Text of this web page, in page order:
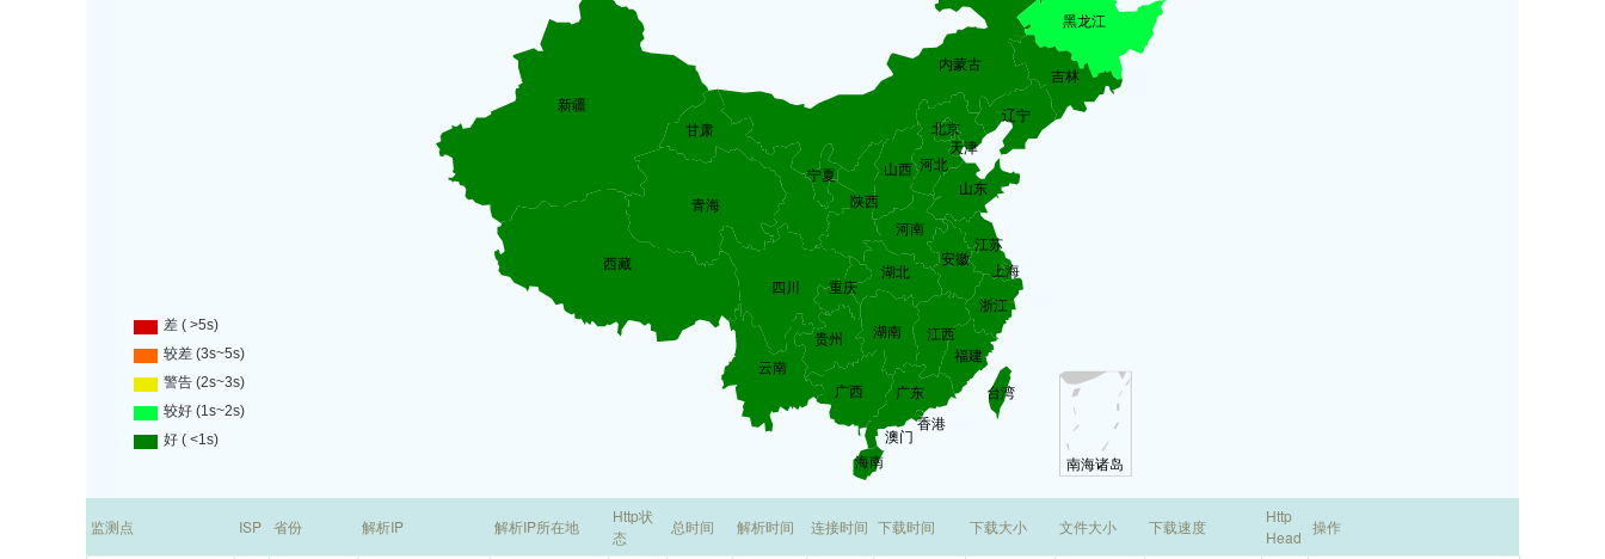
监测点 ISP 省份 解析IP 解析IP所在地
Http状
态
总时间 解析时间 连接时间 下载时间 下载大小 文件大小 下载速度
Http
Head
操作